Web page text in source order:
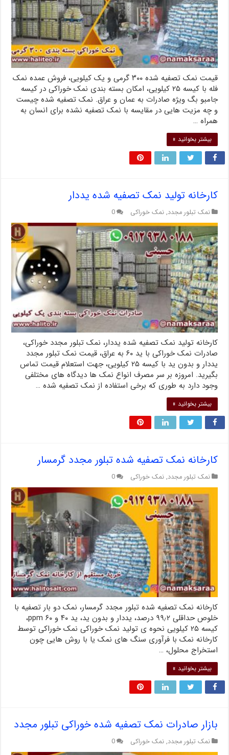
قیمت نمک تصفیه شده ۳۰۰ گرمی و یک کیلویی، فروش عمده نمک
فله با کیسه ۲۵ کیلویی، امکان بسته بندی نمک خوراکی در کیسه
جامبو بگ ویژه صادرات به عمان و عراق. نمک تصفیه شده چیست
و چه مزیت هایی در مقایسه با نمک تصفیه نشده برای انسان به
همراه …
بیشتر بخوانید »
کارخانه تولید نمک تصفیه شده یددار
نمک تبلور مجدد, نمک خوراکی 0
کارخانه تولید نمک تصفیه شده یددار، نمک تبلور مجدد خوراکی،
صادرات نمک خوراکی با ید ۶۰ به عراق، قیمت نمک تبلور مجدد
یددار و بدون ید با کیسه ۲۵ کیلویی، جهت استعلام قیمت تماس
بگیرید. امروزه بر سر مصرف انواع نمک ها دیدگاه های مختلفی
وجود دارد به طوری که برخی استفاده از نمک تصفیه شده …
بیشتر بخوانید »
کارخانه نمک تصفیه شده تبلور مجدد گرمسار
نمک تبلور مجدد, نمک خوراکی 0
کارخانه نمک تصفیه شده تبلور مجدد گرمسار، نمک دو بار تصفیه با
خلوص حداقلی ۹۹٫۲ درصد، یددار و بدون ید، ید ۴۰ و ۶۰ ppm،
کیسه ۲۵ کیلویی نحوه ی تولید نمک خوراکی نمک خوراکی توسط
کارخانه نمک با فرآوری سنگ های نمک یا با روش هایی چون
استخراج محلول، …
بیشتر بخوانید »
بازار صادرات نمک تصفیه شده خوراکی تبلور مجدد
نمک تبلور مجدد, نمک خوراکی 0